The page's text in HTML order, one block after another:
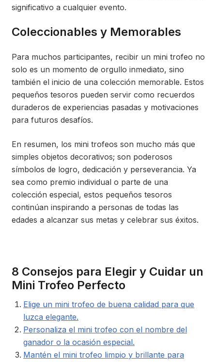
significativo a cualquier evento.
Coleccionables y Memorables
Para muchos participantes, recibir un mini trofeo no
solo es un momento de orgullo inmediato, sino
también el inicio de una colección memorable. Estos
pequeños tesoros pueden servir como recuerdos
duraderos de experiencias pasadas y motivaciones
para futuros desafíos.
En resumen, los mini trofeos son mucho más que
simples objetos decorativos; son poderosos
símbolos de logro, dedicación y perseverancia. Ya
sea como premio individual o parte de una
colección especial, estos pequeños tesoros
continúan inspirando a personas de todas las
edades a alcanzar sus metas y celebrar sus éxitos.
8 Consejos para Elegir y Cuidar un
Mini Trofeo Perfecto
Elige un mini trofeo de buena calidad para que
luzca elegante.
Personaliza el mini trofeo con el nombre del
ganador o la ocasión especial.
Mantén el mini trofeo limpio y brillante para